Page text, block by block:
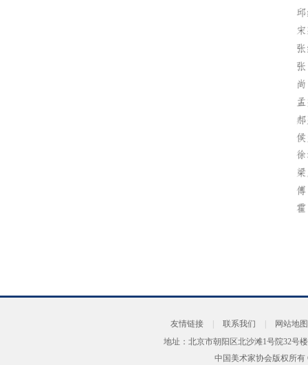
友情链接 联系我们
网站地图
地址：北京市朝阳区北沙滩1号院32号
中国美术家协会版权所有